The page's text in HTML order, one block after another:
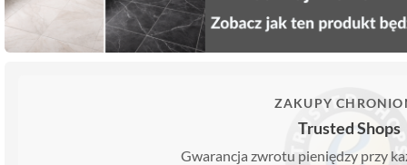
ZAKUPY
Trusted Shops
Gwarancja zwrotu pieniędzy przy